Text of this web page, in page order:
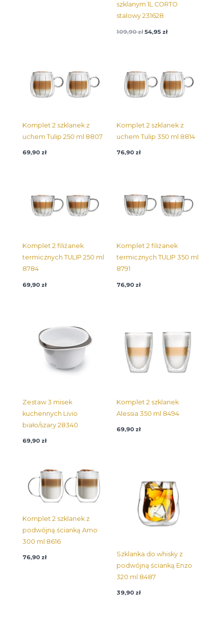
szklanym 1L CORTO
stalowy 231628
109,90zł 54,95 zł
Komplet 2 szklanek z
uchem Tulip 250 ml 8807
69,90 zł
Komplet 2 szklanek z
uchem Tulip 350 ml 8814
76,90 zł
Komplet 2 filiżanek
termicznych TULIP 250 ml
8784
69,90 zł
Komplet 2 filiżanek
termicznych TULIP 350 ml
8791
76,90 zł
Zestaw 3 misek
kuchennych Livio
biało/szary 28340
69,90 zł
Komplet 2 szklanek
Alessia 350 ml 8494
69,90 zł
Komplet 2 szklanek z
podwójną ścianką Amo
300 ml 8616
76,90 zł
Szklanka do whisky z
podwójną ścianką Enzo
320 ml 8487
39,90 zł